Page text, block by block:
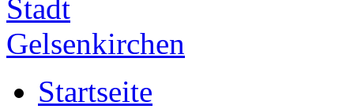
Startseite